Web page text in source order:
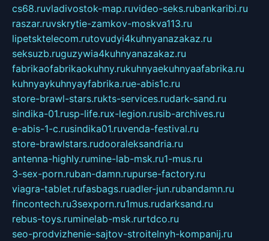
cs68.ruvladivostok-map.ruvideo-seks.rubankaribi.ru
raszar.ruvskrytie-zamkov-moskva113.ru
lipetsktelecom.rutovudyi4kuhnyanazakaz.ru
seksuzb.ruguzywia4kuhnyanazakaz.ru
fabrikaofabrikaokuhny.rukuhnyaekuhnyaafabrika.ru
kuhnyaykuhnyayfabrika.rue-abis1c.ru
store-brawl-stars.rukts-services.rudark-sand.ru
sindika-01.rusp-life.rux-legion.rusib-archives.ru
e-abis-1-c.rusindika01.ruvenda-festival.ru
store-brawlstars.rudooraleksandria.ru
antenna-highly.rumine-lab-msk.ru1-mus.ru
3-sex-porn.ruban-damn.rupurse-factory.ru
viagra-tablet.rufasbags.ruadler-jun.rubandamn.ru
fincontech.ru3sexporn.ru1mus.rudarksand.ru
rebus-toys.ruminelab-msk.rurtdco.ru
seo-prodvizhenie-sajtov-stroitelnyh-kompanij.ru